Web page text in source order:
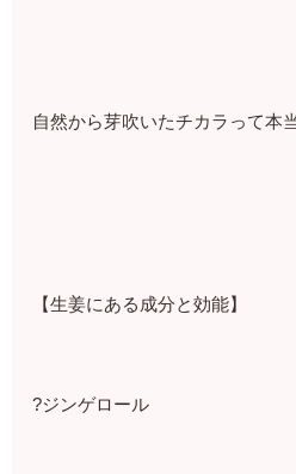
自然から芽吹いたチカラって本
【生姜にある成分と効能】
?ジンゲロール